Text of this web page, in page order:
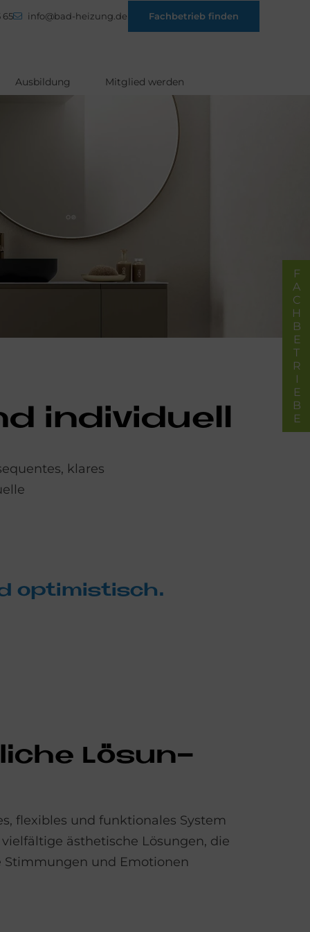
65 info@bad-heizung.de Fachbetrieb finden
Ausbildung Mitglied werden
in­di­vi­du­ell
klares
op­ti­mi­stisch.
Lö­sun­
flexibles und funktionales System
ästhetische Lösungen, die
Stimmungen und Emotionen
FACHBETRIEBE